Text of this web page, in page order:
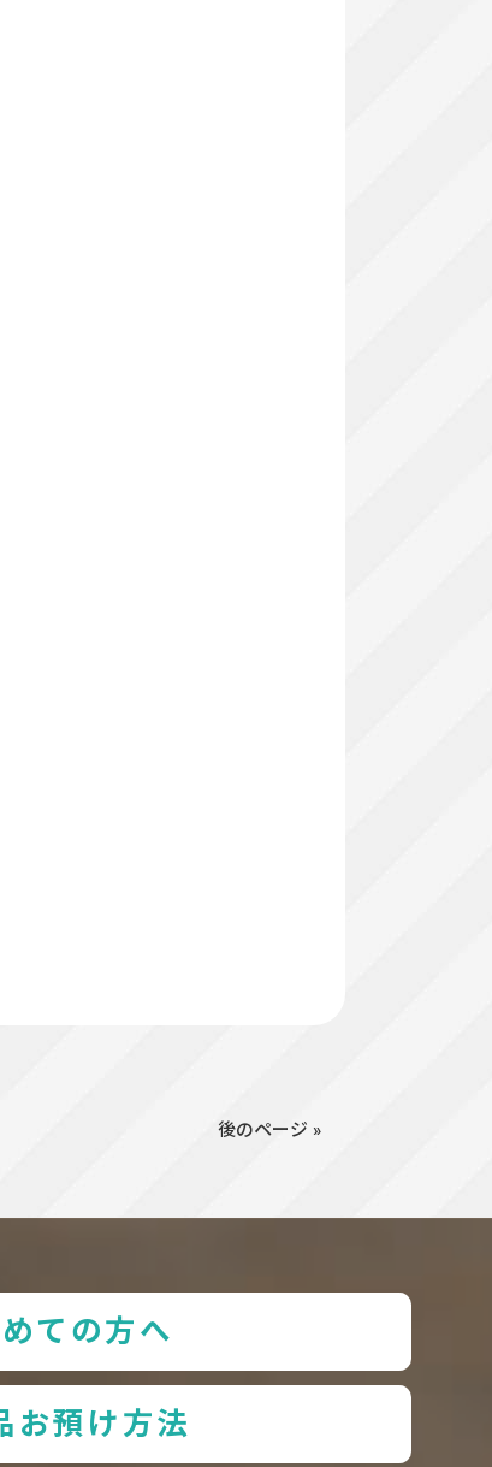
後のページ »
ての方へ
お預け方法